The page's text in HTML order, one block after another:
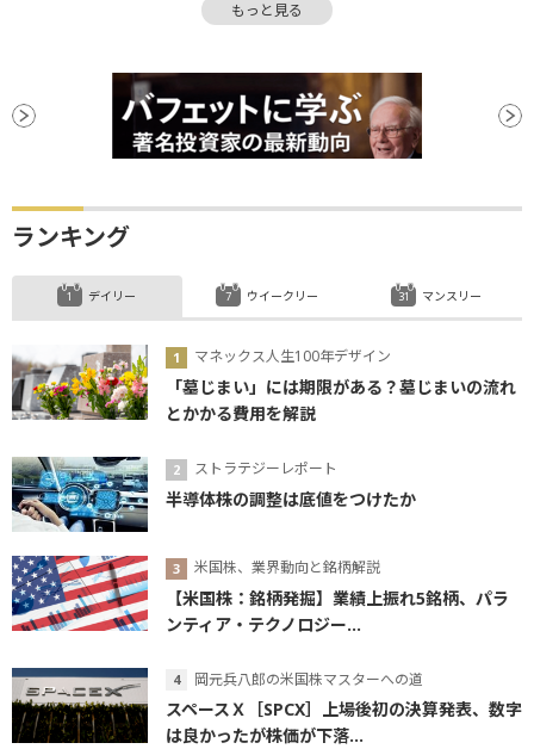
決算 堅調
もっと見る
ランキング
デイリー
マネックス人生100年デザイン
「墓じまい」には期限がある？墓じまいの流れ
とかかる費用を解説
ストラテジーレポート
半導体株の調整は底値をつけたか
米国株、業界動向と銘柄解説
【米国株：銘柄発掘】業績上振れ5銘柄、パラ
ンティア・テクノロジー...
岡元兵八郎の米国株マスターへの道
スペースＸ［SPCX］上場後初の決算発表、数字
は良かったが株価が下落...
ウイークリー マンスリー